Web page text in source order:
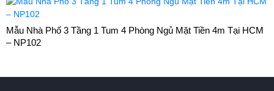
Mẫu Nhà Phố 3 Tầng 1 Tum 4 Phòng Ngủ Mặt Tiền 4m Tại HCM
– NP102